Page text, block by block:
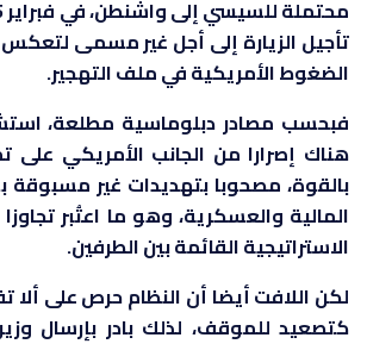
تأجيل الزيارة إلى أجل غير مسمى
الضغوط الأمريكية في ملف التهجير.
فبحسب مصادر دبلوماسية مطلعة،
هناك إصرارا من الجانب الأمريكي على
بالقوة، مصحوبا بتهديدات غير
المالية والعسكرية، وهو ما اعتُبر
الاستراتيجية القائمة بين الطرفين.
لكن اللافت أيضا أن النظام حرص على
كتصعيد للموقف، لذلك بادر بإرسال